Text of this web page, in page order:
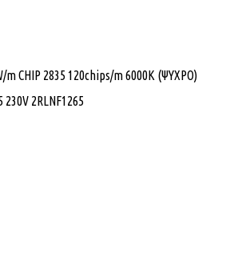
m CHIP 2835 120chips/m 6000K (ΨΥΧΡΟ)
2RLNF1265